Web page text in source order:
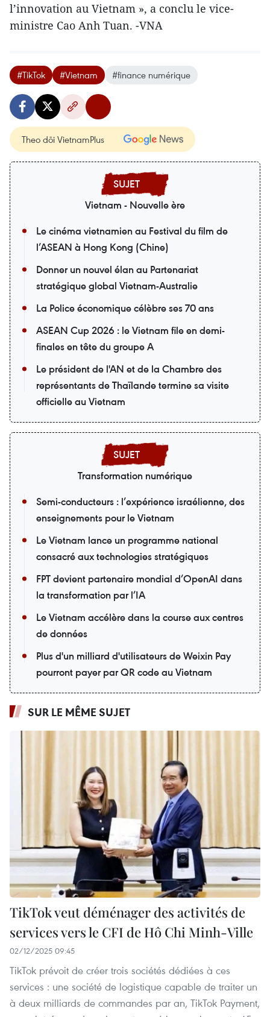
l’innovation au Vietnam », a conclu le vice-
ministre Cao Anh Tuan. -VNA
#TikTok #Vietnam #finance numérique
Theo dõi VietnamPlus
Vietnam - Nouvelle ère
Le cinéma vietnamien au Festival du film de
l’ASEAN à Hong Kong (Chine)
Donner un nouvel élan au Partenariat
stratégique global Vietnam-Australie
La Police économique célèbre ses 70 ans
ASEAN Cup 2026 : le Vietnam file en demi-
finales en tête du groupe A
Le président de l'AN et de la Chambre des
représentants de Thaïlande termine sa visite
officielle au Vietnam
Transformation numérique
Semi-conducteurs : l’expérience israélienne, des
enseignements pour le Vietnam
Le Vietnam lance un programme national
consacré aux technologies stratégiques
FPT devient partenaire mondial d’OpenAI dans
la transformation par l’IA
Le Vietnam accélère dans la course aux centres
de données
Plus d'un milliard d'utilisateurs de Weixin Pay
pourront payer par QR code au Vietnam
SUR LE MÊME SUJET
TikTok veut déménager des activités de
services vers le CFI de Hô Chi Minh-Ville
02/12/2025 09:45
TikTok prévoit de créer trois sociétés dédiées à ces
services : une société de logistique capable de traiter un
à deux milliards de commandes par an, TikTok Payment,